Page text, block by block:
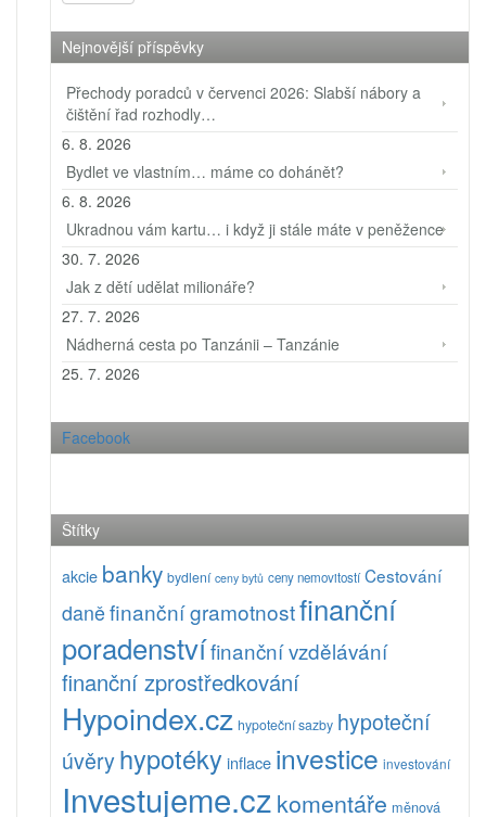
Nejnovější příspěvky
Přechody poradců v červenci 2026: Slabší nábory a
čištění řad rozhodly…
6. 8. 2026
Bydlet ve vlastním… máme co dohánět?
6. 8. 2026
Ukradnou vám kartu… i když ji stále máte v peněžence
30. 7. 2026
Jak z dětí udělat milionáře?
27. 7. 2026
Nádherná cesta po Tanzánii – Tanzánie
25. 7. 2026
Facebook
Štítky
akcie banky bydlení ceny bytů ceny nemovitostí Cestování
daněfinanční gramotnostfinanční
poradenstvífinanční vzdělávání
finanční zprostředkování
Hypoindex.cz hypoteční sazby hypoteční
úvěryhypotéky inflace investice investování
Investujeme.czkomentáře měnová